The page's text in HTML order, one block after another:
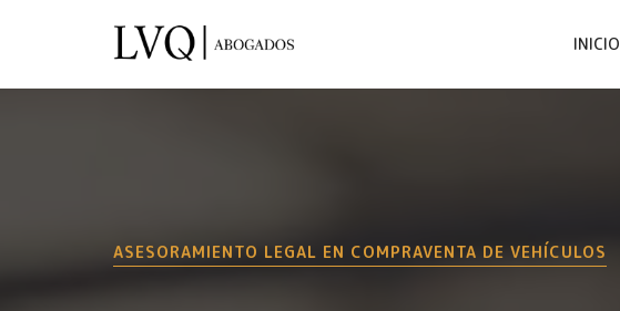
INICIO
ASESORAMIENTO LEGAL EN COMPRAVENTA DE VEHÍCULOS